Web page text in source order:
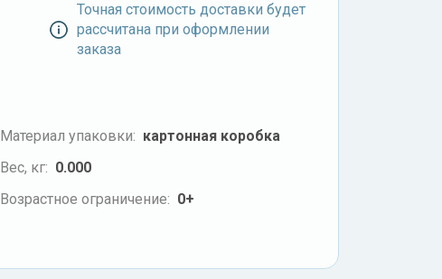
Точная стоимость доставки будет
рассчитана при оформлении
заказа
Материал упаковки: картонная коробка
Вес, кг: 0.000
Возрастное ограничение: 0+